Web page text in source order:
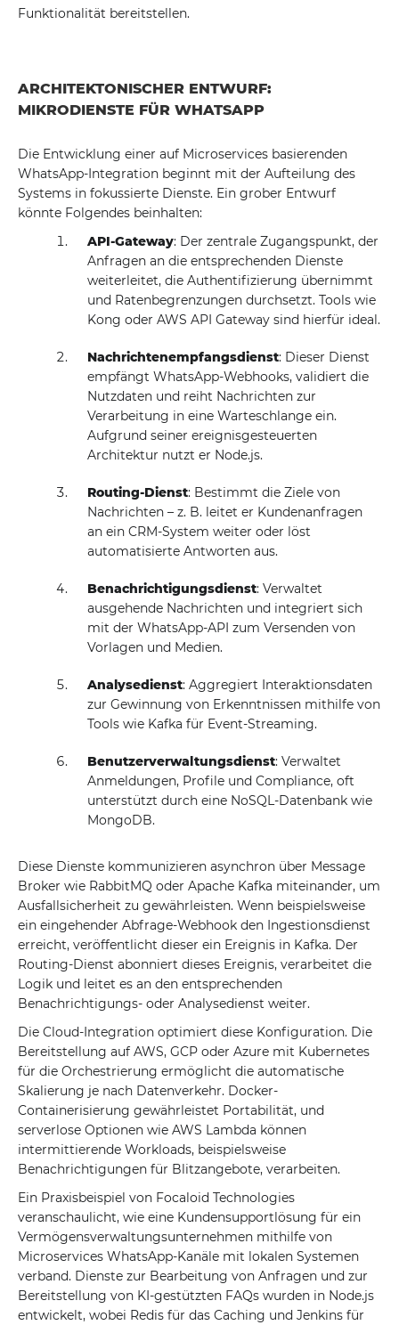
Funktionalität bereitstellen.
ARCHITEKTONISCHER ENTWURF:
MIKRODIENSTE FÜR WHATSAPP
Die Entwicklung einer auf Microservices basierenden
WhatsApp-Integration beginnt mit der Aufteilung des
Systems in fokussierte Dienste. Ein grober Entwurf
könnte Folgendes beinhalten:
API-Gateway: Der zentrale Zugangspunkt, der
Anfragen an die entsprechenden Dienste
weiterleitet, die Authentifizierung übernimmt
und Ratenbegrenzungen durchsetzt. Tools wie
Kong oder AWS API Gateway sind hierfür ideal.
Nachrichtenempfangsdienst: Dieser Dienst
empfängt WhatsApp-Webhooks, validiert die
Nutzdaten und reiht Nachrichten zur
Verarbeitung in eine Warteschlange ein.
Aufgrund seiner ereignisgesteuerten
Architektur nutzt er Node.js.
Routing-Dienst: Bestimmt die Ziele von
Nachrichten – z. B. leitet er Kundenanfragen
an ein CRM-System weiter oder löst
automatisierte Antworten aus.
Benachrichtigungsdienst: Verwaltet
ausgehende Nachrichten und integriert sich
mit der WhatsApp-API zum Versenden von
Vorlagen und Medien.
Analysedienst: Aggregiert Interaktionsdaten
zur Gewinnung von Erkenntnissen mithilfe von
Tools wie Kafka für Event-Streaming.
Benutzerverwaltungsdienst: Verwaltet
Anmeldungen, Profile und Compliance, oft
unterstützt durch eine NoSQL-Datenbank wie
MongoDB.
Diese Dienste kommunizieren asynchron über Message
Broker wie RabbitMQ oder Apache Kafka miteinander, um
Ausfallsicherheit zu gewährleisten. Wenn beispielsweise
ein eingehender Abfrage-Webhook den Ingestionsdienst
erreicht, veröffentlicht dieser ein Ereignis in Kafka. Der
Routing-Dienst abonniert dieses Ereignis, verarbeitet die
Logik und leitet es an den entsprechenden
Benachrichtigungs- oder Analysedienst weiter.
Die Cloud-Integration optimiert diese Konfiguration. Die
Bereitstellung auf AWS, GCP oder Azure mit Kubernetes
für die Orchestrierung ermöglicht die automatische
Skalierung je nach Datenverkehr. Docker-
Containerisierung gewährleistet Portabilität, und
serverlose Optionen wie AWS Lambda können
intermittierende Workloads, beispielsweise
Benachrichtigungen für Blitzangebote, verarbeiten.
Ein Praxisbeispiel von Focaloid Technologies
veranschaulicht, wie eine Kundensupportlösung für ein
Vermögensverwaltungsunternehmen mithilfe von
Microservices WhatsApp-Kanäle mit lokalen Systemen
verband. Dienste zur Bearbeitung von Anfragen und zur
Bereitstellung von KI-gestützten FAQs wurden in Node.js
entwickelt, wobei Redis für das Caching und Jenkins für